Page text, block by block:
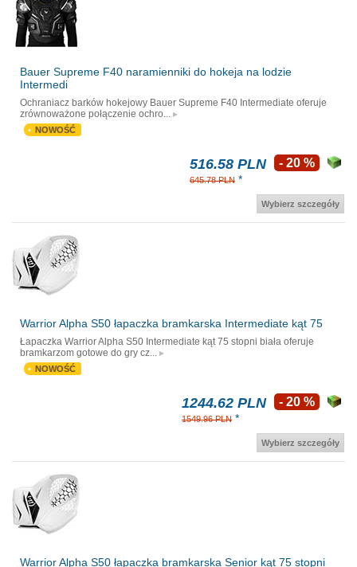
Bauer Supreme F40 naramienniki do hokeja na lodzie
Intermedi
Ochraniacz barków hokejowy Bauer Supreme F40 Intermediate oferuje
zrównoważone połączenie ochro...
NOWOŚĆ
516.58 PLN
645.78 PLN *
- 20 %
Wybierz szczegóły
Warrior Alpha S50 łapaczka bramkarska Intermediate kąt 75
Łapaczka Warrior Alpha S50 Intermediate kąt 75 stopni biała oferuje
bramkarzom gotowe do gry cz...
NOWOŚĆ
1244.62 PLN
1549.96 PLN *
- 20 %
Wybierz szczegóły
Warrior Alpha S50 łapaczka bramkarska Senior kąt 75 stopni